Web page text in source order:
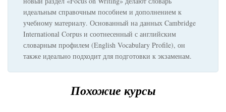
идеальным справочным пособием и дополнением к
учебному материалу. Основанный на данных Cambridge
International Corpus и соотнесенный с английским
словарным профилем (English Vocabulary Profile), он
также идеально подходит для подготовки к экзаменам.
Похожие курсы